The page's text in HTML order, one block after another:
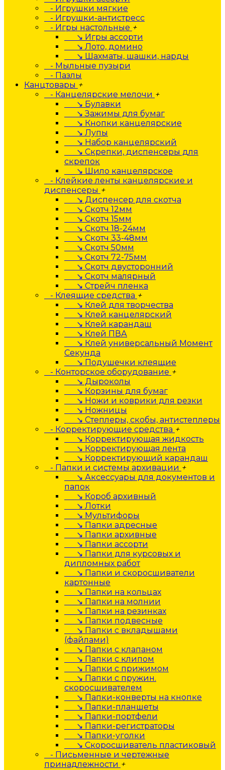
- Игрушки мягкие
- Игрушки-антистресс
- Игры настольные +
↘ Игры ассорти
↘ Лото, домино
↘ Шахматы, шашки, нарды
- Мыльные пузыри
- Пазлы
Канцтовары +
- Канцелярские мелочи +
↘ Булавки
↘ Зажимы для бумаг
↘ Кнопки канцелярские
↘ Лупы
↘ Набор канцелярский
↘ Скрепки, диспенсеры для
скрепок
↘ Шило канцелярское
- Клейкие ленты канцелярские и
диспенсеры +
↘ Диспенсер для скотча
↘ Скотч 12мм
↘ Скотч 15мм
↘ Скотч 18-24мм
↘ Скотч 33-48мм
↘ Скотч 50мм
↘ Скотч 72-75мм
↘ Скотч двусторонний
↘ Скотч малярный
↘ Стрейч пленка
- Клеящие средства +
↘ Клей для творчества
↘ Клей канцелярский
↘ Клей карандаш
↘ Клей ПВА
↘ Клей универсальный Момент
Секунда
↘ Подушечки клеящие
- Конторское оборудование +
↘ Дыроколы
↘ Корзины для бумаг
↘ Ножи и коврики для резки
↘ Ножницы
↘ Степлеры, скобы, антистеплеры
- Корректирующие средства +
↘ Корректирующая жидкость
↘ Корректирующая лента
↘ Корректирующий карандаш
- Папки и системы архивации +
↘ Аксессуары для документов и
папок
↘ Короб архивный
↘ Лотки
↘ Мультифоры
↘ Папки адресные
↘ Папки архивные
↘ Папки ассорти
↘ Папки для курсовых и
дипломных работ
↘ Папки и скоросшиватели
картонные
↘ Папки на кольцах
↘ Папки на молнии
↘ Папки на резинках
↘ Папки подвесные
↘ Папки с вкладышами
(файлами)
↘ Папки с клапаном
↘ Папки с клипом
↘ Папки с прижимом
↘ Папки с пружин.
скоросшивателем
↘ Папки-конверты на кнопке
↘ Папки-планшеты
↘ Папки-портфели
↘ Папки-регистраторы
↘ Папки-уголки
↘ Скоросшиватель пластиковый
- Письменные и чертежные
принадлежности +